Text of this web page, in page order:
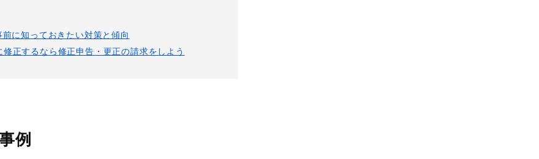
に知っておきたい対策と傾向
修正するなら修正申告・更正の請求をしよう
例